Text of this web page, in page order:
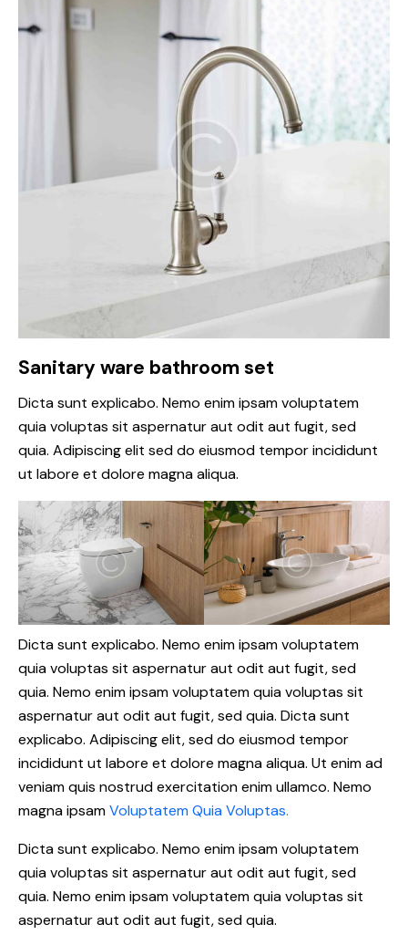
Sanitary ware bathroom set
Dicta sunt explicabo. Nemo enim ipsam voluptatem
quia voluptas sit aspernatur aut odit aut fugit, sed
quia. Adipiscing elit sed do eiusmod tempor incididunt
ut labore et dolore magna aliqua.
Dicta sunt explicabo. Nemo enim ipsam voluptatem
quia voluptas sit aspernatur aut odit aut fugit, sed
quia. Nemo enim ipsam voluptatem quia voluptas sit
aspernatur aut odit aut fugit, sed quia. Dicta sunt
explicabo. Adipiscing elit, sed do eiusmod tempor
incididunt ut labore et dolore magna aliqua. Ut enim ad
veniam quis nostrud exercitation enim ullamco. Nemo
magna ipsamVoluptatem Quia Voluptas.
Dicta sunt explicabo. Nemo enim ipsam voluptatem
quia voluptas sit aspernatur aut odit aut fugit, sed
quia. Nemo enim ipsam voluptatem quia voluptas sit
aspernatur aut odit aut fugit, sed quia.